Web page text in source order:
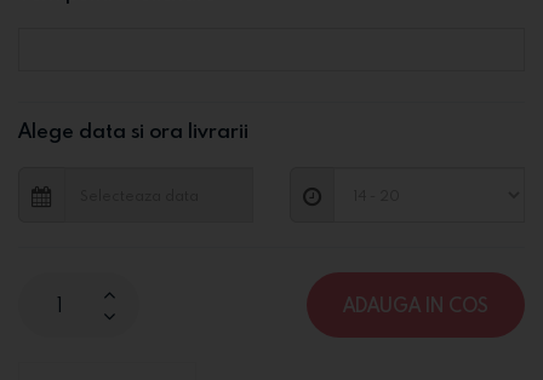
Alege data si ora livrarii
ADAUGA IN COS